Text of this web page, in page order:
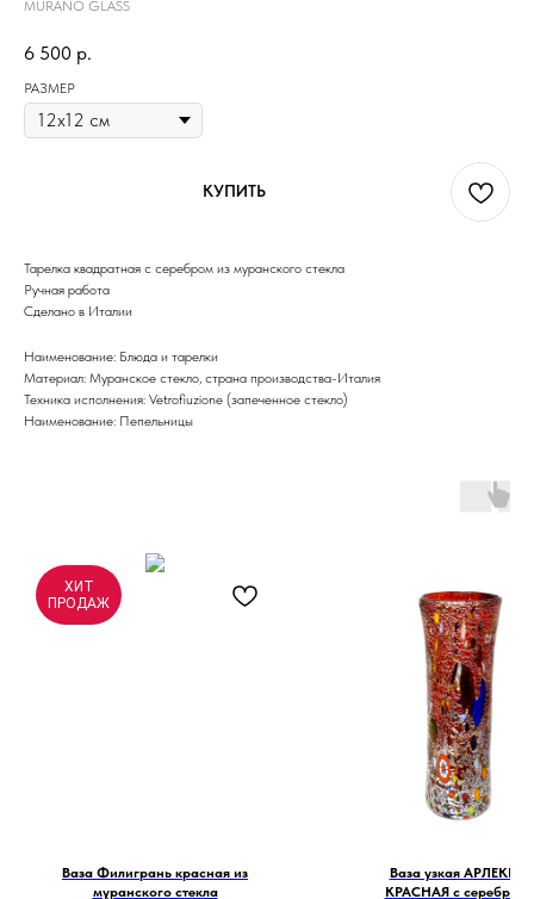
MURANO GLASS
6 500 р.
РАЗМЕР
КУПИТЬ
Тарелка квадратная с серебром из муранского стекла
Ручная работа
Сделано в Италии
Наименование: Блюда и тарелки
Материал: Муранское стекло, страна производства-Италия
Техника исполнения: Vetrofiuzione (запеченное стекло)
Наименование: Пепельницы
ХИТ
ПРОДАЖ
Ваза Филигрань красная из
муранского стекла
Ваза узкая
КРАСНАЯ с серебром